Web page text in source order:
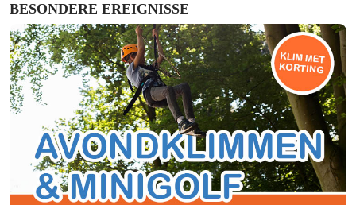
BESONDERE EREIGNISSE